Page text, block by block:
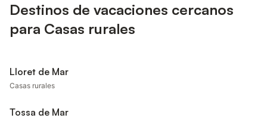
Destinos de vacaciones cercanos
para Casas rurales
Lloret de Mar
Casas rurales
Tossa de Mar